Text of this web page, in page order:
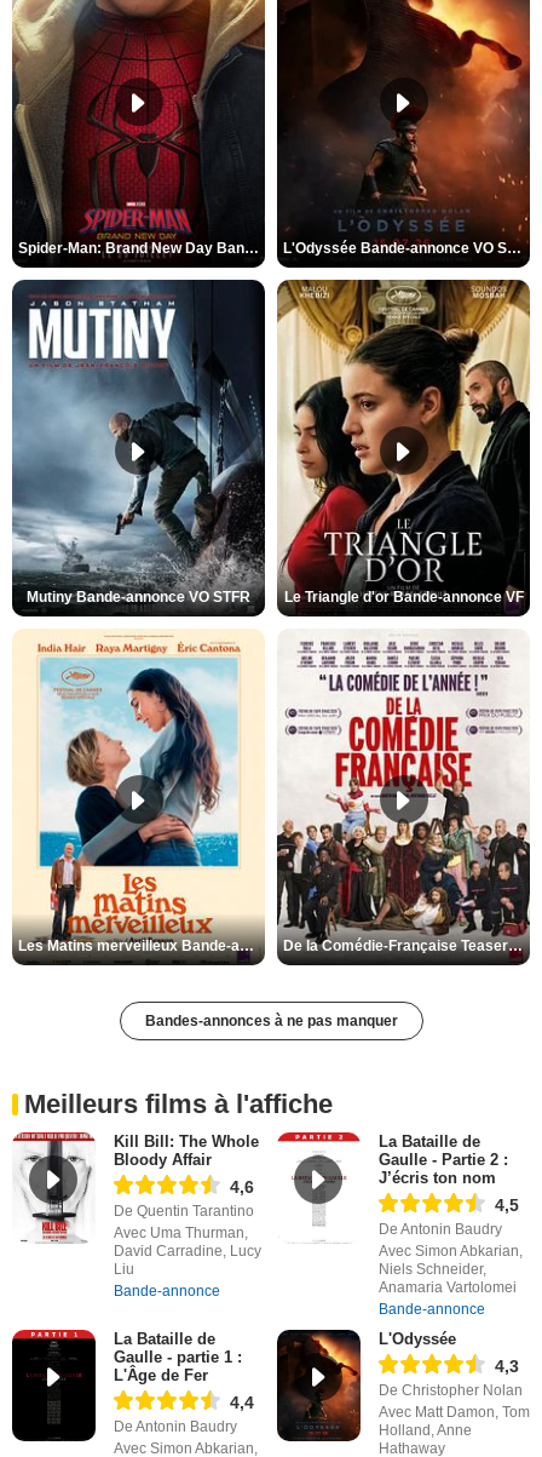
Spider-Man: Brand New Day Bande-annonce VO STFR L'Odyssée Bande-annonce VO STFR
Mutiny Bande-annonce VO STFR Le Triangle d'or Bande-annonce VF
Les Matins merveilleux Bande-annonce VF De la Comédie-Française Teaser VF
Bandes-annonces à ne pas manquer
Meilleurs films à l'affiche
Kill Bill: The Whole
Bloody Affair
4,6
De Quentin Tarantino
Avec Uma Thurman,
David Carradine, Lucy
Liu
Bande-annonce
La Bataille de
Gaulle - Partie 2 :
J’écris ton nom
4,5
De Antonin Baudry
Avec Simon Abkarian,
Niels Schneider,
Anamaria Vartolomei
Bande-annonce
La Bataille de
Gaulle - partie 1 :
L'Âge de Fer
4,4
De Antonin Baudry
Avec Simon Abkarian,
L'Odyssée
4,3
De Christopher Nolan
Avec Matt Damon, Tom
Holland, Anne
Hathaway